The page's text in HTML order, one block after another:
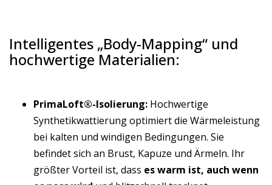
Intelligentes „Body-Mapping“ und
hochwertige Materialien:
PrimaLoft®-Isolierung: Hochwertige
Synthetikwattierung optimiert die Wärmeleistung
bei kalten und windigen Bedingungen. Sie
befindet sich an Brust, Kapuze und Ärmeln. Ihr
größter Vorteil ist, dass es warm ist, auch wenn